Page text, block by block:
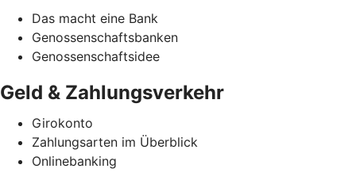
Das macht eine Bank
Genossenschaftsbanken
Genossenschaftsidee
Geld & Zahlungsverkehr
Girokonto
Zahlungsarten im Überblick
Onlinebanking